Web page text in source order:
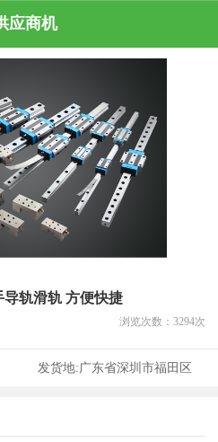
应商机
轨滑轨 方便快捷
浏览次数： 3294次
发货地:广东省深圳市福田区